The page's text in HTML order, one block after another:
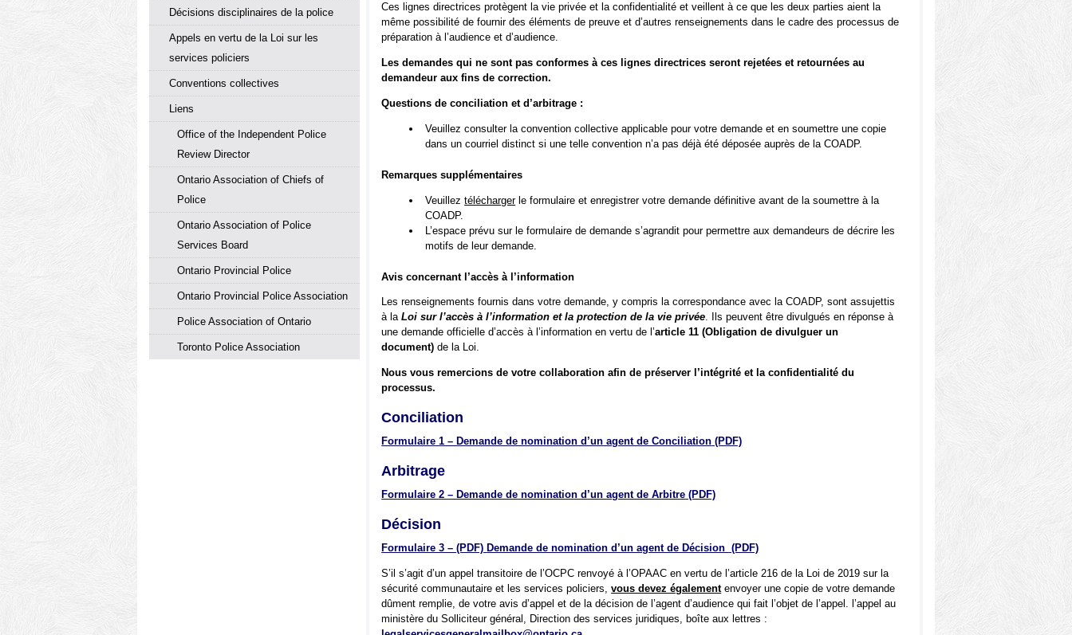
Ces lignes directrices protègent la vie privée et la confidentialité et veillent à ce que les deux parties aient la
même possibilité de fournir des éléments de preuve et d’autres renseignements dans le cadre des processus de
préparation à l’audience et d’audience.
Les demandes qui ne sont pas conformes à ces lignes directrices seront rejetées et retournées au
demandeur aux fins de correction.
Questions de conciliation et d’arbitrage :
Veuillez consulter la convention collective applicable pour votre demande et en soumettre une copie
dans un courriel distinct si une telle convention n’a pas déjà été déposée auprès de la COADP.
Remarques supplémentaires
Veuilleztéléchargerle formulaire et enregistrer votre demande définitive avant de la soumettre à la
COADP.
L’espace prévu sur le formulaire de demande s’agrandit pour permettre aux demandeurs de décrire les
motifs de leur demande.
Avis concernant l’accès à l’information
Les renseignements fournis dans votre demande, y compris la correspondance avec la COADP, sont assujettis
à laLoi sur l’accès à l’information et la protection de la vie privée. Ils peuvent être divulgués en réponse à
une demande officielle d’accès à l’information en vertu de l’article 11 (Obligation de divulguer un
document) de la Loi.
Nous vous remercions de votre collaboration afin de préserver l’intégrité et la confidentialité du
processus.
Conciliation
Formulaire 1 – Demande de nomination d’un agent de Conciliation (PDF)
Arbitrage
Formulaire 2 – Demande de nomination d’un agent de Arbitre (PDF)
Décision
Formulaire 3 –(PDF) Demande de nomination d’un agent de Décision (PDF)
S’il s’agit d’un appel transitoire de l’OCPC renvoyé à l’OPAAC en vertu de l’article 216 de la Loi de 2019 sur la
sécurité communautaire et les services policiers,vous devez égalementenvoyer une copie de votre demande
dûment remplie, de votre avis d’appel et de la décision de l’agent d’audience qui fait l’objet de l’appel. l’appel au
ministère du Solliciteur général, Direction des services juridiques, boîte aux lettres :
Décisions disciplinaires de la police
Appels en vertu de la Loi sur les
services policiers
Conventions collectives
Liens
Office of the Independent Police
Review Director
Ontario Association of Chiefs of
Police
Ontario Association of Police
Services Board
Ontario Provincial Police
Ontario Provincial Police Association
Police Association of Ontario
Toronto Police Association